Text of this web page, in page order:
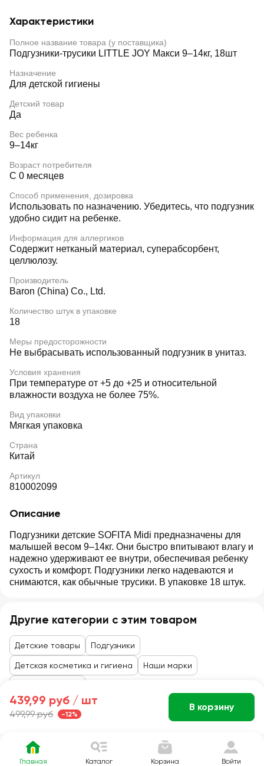
Характеристики
Полное название товара (у поставщика)
Подгузники-трусики LITTLE JOY Макси 9–14кг, 18шт
Назначение
Для детской гигиены
Детский товар
Да
Вес ребенка
9–14кг
Возраст потребителя
С 0 месяцев
Способ применения, дозировка
Использовать по назначению. Убедитесь, что подгузник
удобно сидит на ребенке.
Информация для аллергиков
Содержит нетканый материал, суперабсорбент,
целлюлозу.
Производитель
Baron (China) Co., Ltd.
Количество штук в упаковке
18
Меры предосторожности
Не выбрасывать использованный подгузник в унитаз.
Условия хранения
При температуре от +5 до +25 и относительной
влажности воздуха не более 75%.
Вид упаковки
Мягкая упаковка
Страна
Китай
Артикул
810002099
Описание
Подгузники детские SOFITA Midi предназначены для
малышей весом 9–14кг. Они быстро впитывают влагу и
надежно удерживают ее внутри, обеспечивая ребенку
сухость и комфорт. Подгузники легко надеваются и
снимаются, как обычные трусики. В упаковке 18 штук.
Другие категории с этим товаром
Детские товары Подгузники
Детская косметика и гигиена Наши марки
439,99 руб / шт
499,99 руб -12%
В корзину
Главная Каталог Корзина Войти